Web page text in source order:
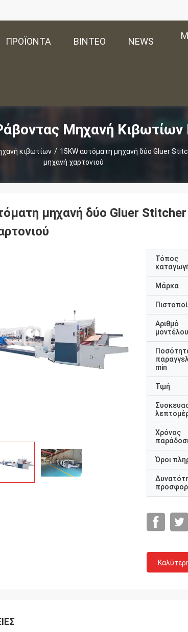
ΠΡΟΪΌΝΤΑ ΒΊΝΤΕΟ NEWS
Μηχανή Κιβωτίων
κιβωτίων / 15KW αυτόματη μηχανή δύο Gluer
μηχανή χαρτονιού
μηχανή δύο Gluer
Τόπος
Μάρκα
Αριθμό
μοντέλου
min
Τιμή
Χρόνος
Όροι